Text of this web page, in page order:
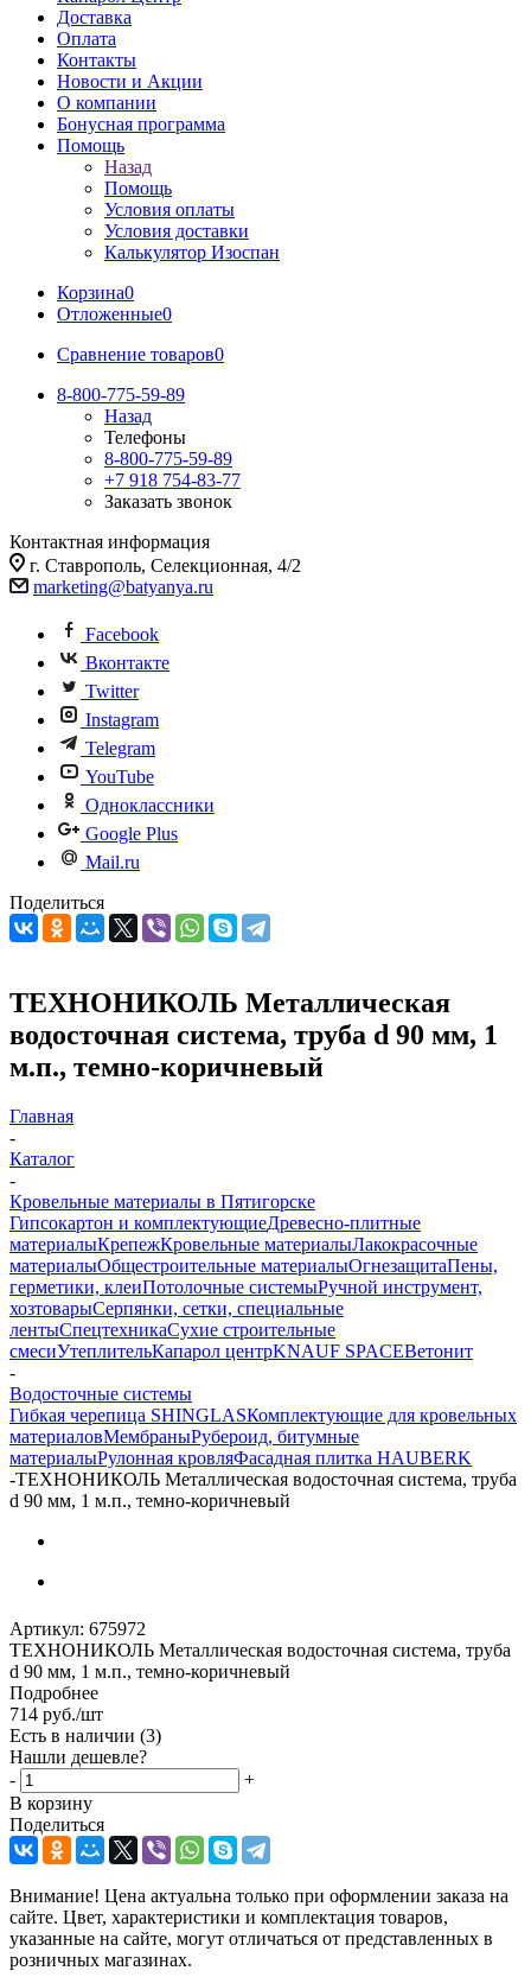
Доставка
Оплата
Контакты
Новости и Акции
О компании
Бонусная программа
Помощь
Назад
Помощь
Условия оплаты
Условия доставки
Калькулятор Изоспан
Корзина0
Отложенные0
Сравнение товаров0
8-800-775-59-89
Назад
Телефоны
8-800-775-59-89
+7 918 754-83-77
Заказать звонок
Контактная информация
г. Ставрополь, Селекционная, 4/2
marketing@batyanya.ru
Facebook
Вконтакте
Twitter
Instagram
Telegram
YouTube
Одноклассники
Google Plus
Mail.ru
Поделиться
ТЕХНОНИКОЛЬ Металлическая
водосточная система, труба d 90 мм, 1
м.п., темно-коричневый
Главная
-
Каталог
-
Кровельные материалы в Пятигорске
Гипсокартон и комплектующиеДревесно-плитные
материалыКрепежКровельные материалыЛакокрасочные
материалыОбщестроительные материалыОгнезащитаПены,
герметики, клеиПотолочные системыРучной инструмент,
хозтоварыСерпянки, сетки, специальные
лентыСпецтехникаСухие строительные
смесиУтеплительКапарол центрKNAUF SPACEВетонит
-
Водосточные системы
Гибкая черепица SHINGLASКомплектующие для кровельных
материаловМембраныРубероид, битумные
материалыРулонная кровляФасадная плитка HAUBERK
-ТЕХНОНИКОЛЬ Металлическая водосточная система, труба
d 90 мм, 1 м.п., темно-коричневый
Артикул: 675972
ТЕХНОНИКОЛЬ Металлическая водосточная система, труба
d 90 мм, 1 м.п., темно-коричневый
Подробнее
714 руб./шт
Есть в наличии (3)
Нашли дешевле?
-
+
В корзину
Поделиться
Внимание! Цена актуальна только при оформлении заказа на
сайте. Цвет, характеристики и комплектация товаров,
указанные на сайте, могут отличаться от представленных в
розничных магазинах.